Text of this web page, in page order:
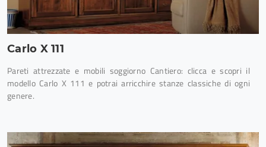
Carlo X 111
Pareti attrezzate e mobili soggiorno Cantiero: clicca e scopri il
modello Carlo X 111 e potrai arricchire stanze classiche di ogni
genere.